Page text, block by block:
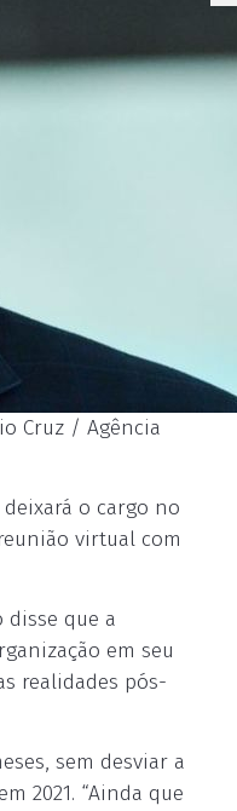
Cruz / Agência
o cargo no
virtual com
disse que a
em seu
realidades pós-
sem desviar a
2021. “Ainda que